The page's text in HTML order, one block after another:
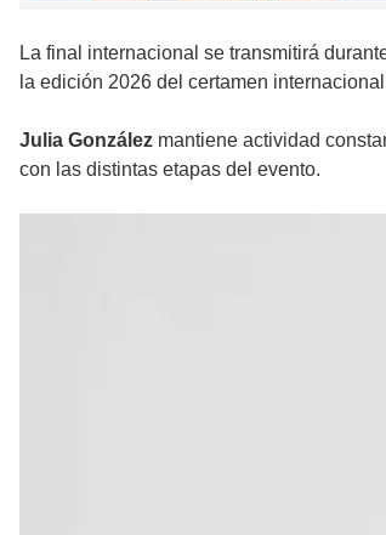
La final internacional se transmitirá
la edición 2026 del certamen
Julia González mantiene actividad
con las distintas etapas del evento.